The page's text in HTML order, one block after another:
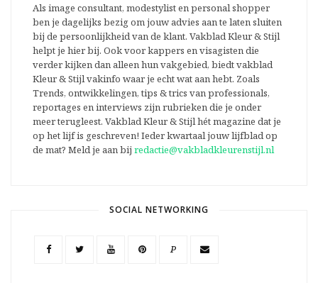
Als image consultant, modestylist en personal shopper
ben je dagelijks bezig om jouw advies aan te laten sluiten
bij de persoonlijkheid van de klant. Vakblad Kleur & Stijl
helpt je hier bij. Ook voor kappers en visagisten die
verder kijken dan alleen hun vakgebied, biedt vakblad
Kleur & Stijl vakinfo waar je echt wat aan hebt. Zoals
Trends, ontwikkelingen, tips & trics van professionals,
reportages en interviews zijn rubrieken die je onder
meer terugleest. Vakblad Kleur & Stijl hét magazine dat je
op het lijf is geschreven! Ieder kwartaal jouw lijfblad op
de mat? Meld je aan bij redactie@vakbladkleurenstijl.nl
SOCIAL NETWORKING
P